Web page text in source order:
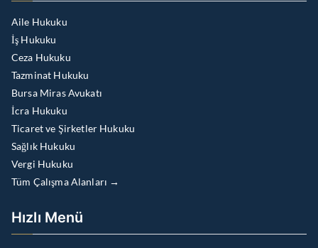
Aile Hukuku
İş Hukuku
Ceza Hukuku
Tazminat Hukuku
Bursa Miras Avukatı
İcra Hukuku
Ticaret ve Şirketler Hukuku
Sağlık Hukuku
Vergi Hukuku
Tüm Çalışma Alanları →
Hızlı Menü